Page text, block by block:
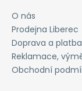
O nás
Prodejna Liberec
Doprava a platba
Reklamace,
Obchodní